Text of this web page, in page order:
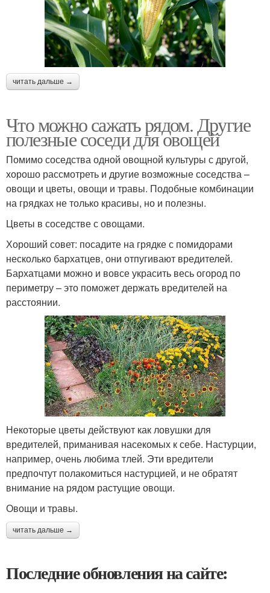
читать дальше →
Что можно сажать рядом. Другие
полезные соседи для овощей
Помимо соседства одной овощной культуры с другой,
хорошо рассмотреть и другие возможные соседства –
овощи и цветы, овощи и травы. Подобные комбинации
на грядках не только красивы, но и полезны.
Цветы в соседстве с овощами.
Хороший совет: посадите на грядке с помидорами
несколько бархатцев, они отпугивают вредителей.
Бархатцами можно и вовсе украсить весь огород по
периметру – это поможет держать вредителей на
расстоянии.
Некоторые цветы действуют как ловушки для
вредителей, приманивая насекомых к себе. Настурции,
например, очень любима тлей. Эти вредители
предпочтут полакомиться настурцией, и не обратят
внимание на рядом растущие овощи.
Овощи и травы.
читать дальше →
Последние обновления на сайте: